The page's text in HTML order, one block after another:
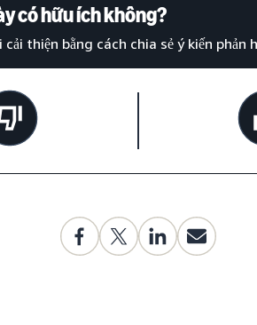
có hữu ích không?
thiện bằng cách chia sẻ ý kiến phản